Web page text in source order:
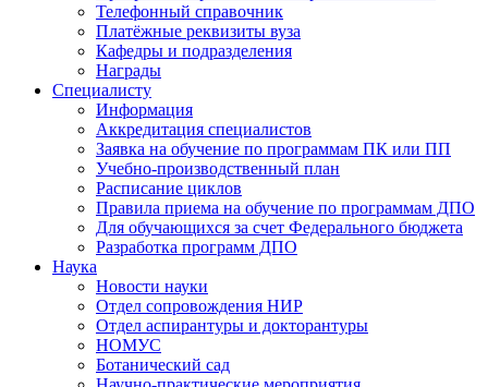
Телефонный справочник
Платёжные реквизиты вуза
Кафедры и подразделения
Награды
Специалисту
Информация
Аккредитация специалистов
Заявка на обучение по программам ПК или ПП
Учебно-производственный план
Расписание циклов
Правила приема на обучение по программам ДПО
Для обучающихся за счет Федерального бюджета
Разработка программ ДПО
Наука
Новости науки
Отдел сопровождения НИР
Отдел аспирантуры и докторантуры
НОМУС
Ботанический сад